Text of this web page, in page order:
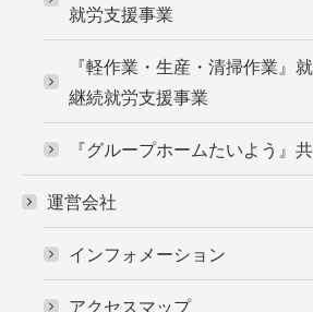
就労支援事業
『軽作業・生産・清掃作業』
継続就労支援事業
『グループホームたいよう』
運営会社
インフォメーション
アクセスマップ